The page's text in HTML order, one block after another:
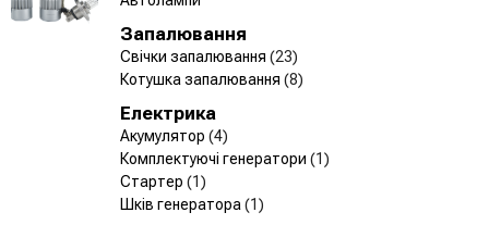
Запалювання
Свічки запалювання (23)
Котушка запалювання (8)
Електрика
Акумулятор (4)
Комплектуючі генератори (1)
Стартер (1)
Шків генератора (1)